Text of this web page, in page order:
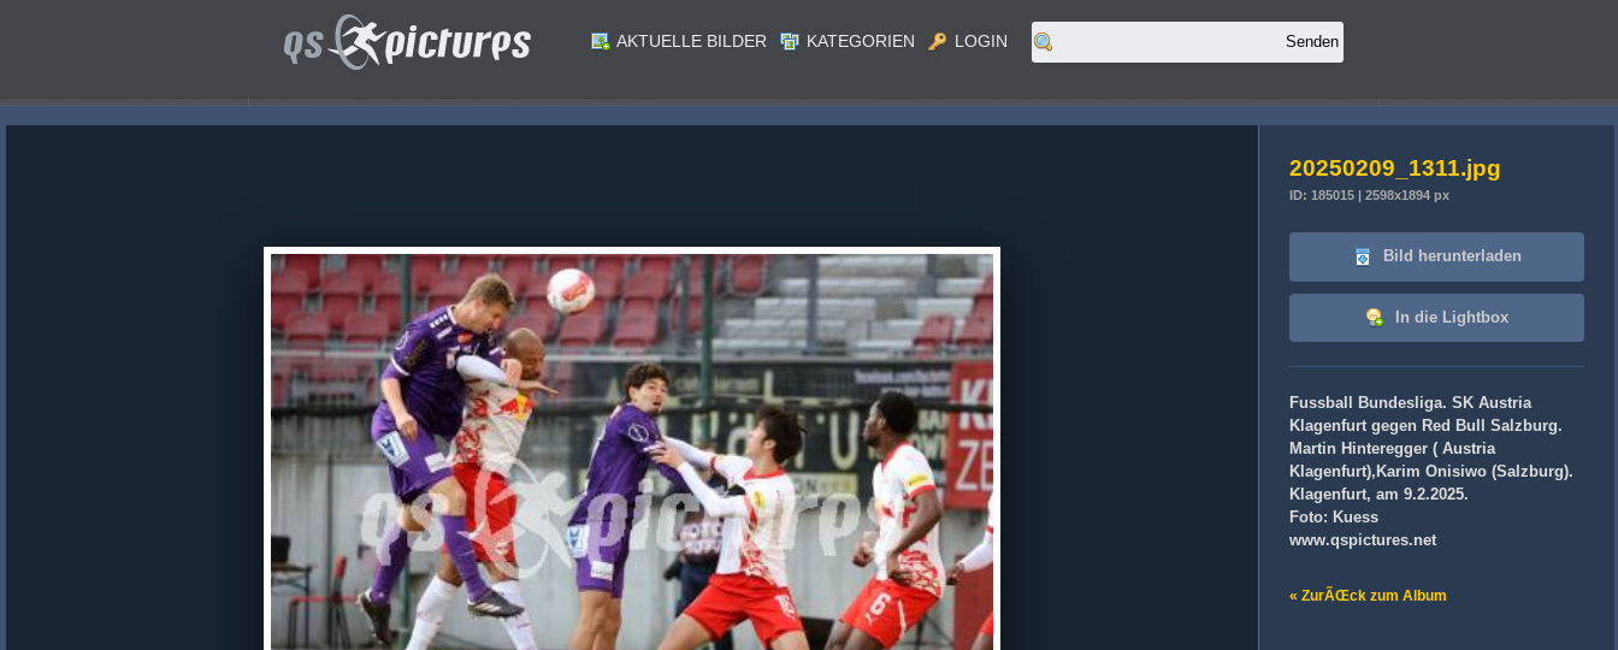
AKTUELLE BILDER KATEGORIEN LOGIN
20250209_1311.jpg
ID: 185015 | 2598x1894 px
Bild herunterladen
In die Lightbox
Fussball Bundesliga. SK Austria
Klagenfurt gegen Red Bull Salzburg.
Martin Hinteregger ( Austria
Klagenfurt),Karim Onisiwo (Salzburg).
Klagenfurt, am 9.2.2025.
Foto: Kuess
www.qspictures.net
« ZurÃŒck zum Album